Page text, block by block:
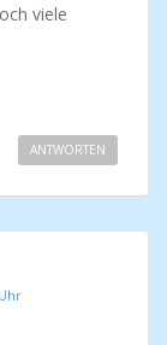
viele
ANTWORTEN